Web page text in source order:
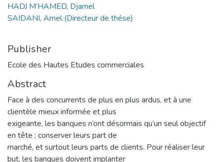
HADJ M’HAMED, Djamel
SAIDANI, Amel (Directeur de thése)
Publisher
Ecole des Hautes Etudes commerciales
Abstract
Face à des concurrents de plus en plus ardus, et à une
clientèle mieux informée et plus
exigeante, les banques n’ont désormais qu’un seul objectif
en tête ; conserver leurs part de
marché, et surtout leurs parts de clients. Pour réaliser leur
but, les banques doivent implanter